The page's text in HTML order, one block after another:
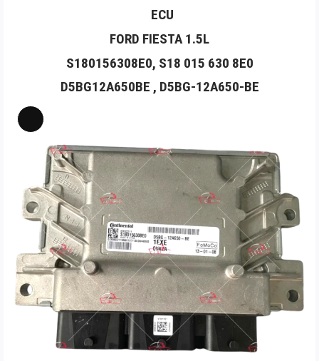
ECU
FORD FIESTA 1.5L
S180156308E0, S18 015 630 8E0
D5BG12A650BE , D5BG-12A650-BE
Long
sản
phẩm